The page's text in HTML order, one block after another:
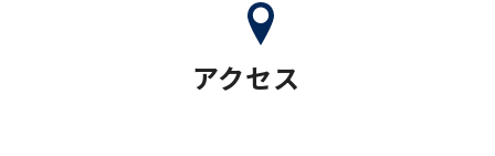
アクセス